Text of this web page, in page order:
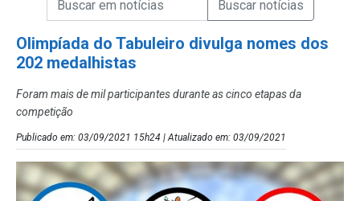
Olimpíada do Tabuleiro divulga nomes dos
202 medalhistas
Foram mais de mil participantes durante as cinco etapas da
competição
Publicado em: 03/09/2021 15h24 | Atualizado em: 03/09/2021